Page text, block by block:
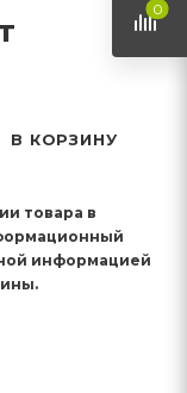
В КОРЗИНУ
товара в
информацией
0